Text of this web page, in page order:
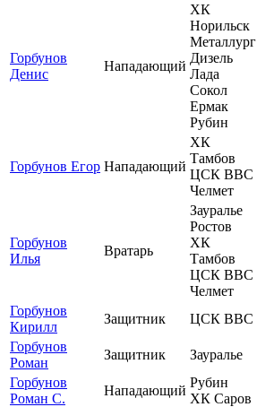
Горбунов
Денис
Нападающий
ХК
Норильск
Металлург
Дизель
Лада
Сокол
Ермак
Рубин
Горбунов Егор Нападающий
ХК
Тамбов
ЦСК ВВС
Челмет
Горбунов
Илья
Вратарь
Зауралье
Ростов
ХК
Тамбов
ЦСК ВВС
Челмет
Горбунов
Кирилл
Защитник ЦСК ВВС
Горбунов
Роман
Защитник Зауралье
Горбунов
Роман С.
Нападающий
Рубин
ХК Саров